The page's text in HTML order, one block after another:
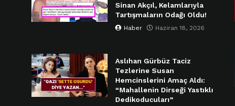
Sinan Akçıl, Kelamlarıyla
Tartışmaların Odağı Oldu!
Haber Haziran 18, 2026
Aslıhan Gürbüz Taciz
Tezlerine Susan
Hemcinslerini Amaç Aldı:
“Mahallenin Dirseği Yastıklı
Dedikoducuları”